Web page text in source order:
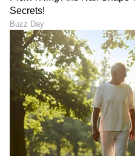
ಜ್ಯೋತಿಷ್ಯ ಶಾಸ್ತ್ರ: ವಾರದ 7
ದಿನಗಳಲ್ಲಿ ಈ ತಪ್ಪು ಮಾಡಬೇಡಿ!
ಯಾವ ದಿನ ಏನು ಮಾಡಬಾರದು?
ಇಲ್ಲಿದೆ ಪೂರ್ಣ ವಿವರ